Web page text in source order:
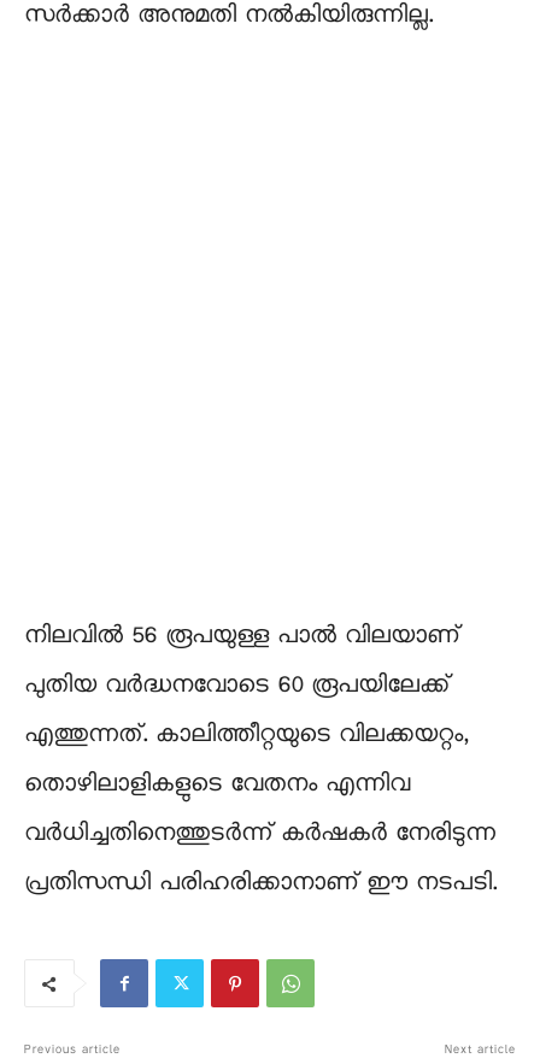
സർക്കാർ അനുമതി നൽകിയിരുന്നില്ല.
നിലവിൽ 56 രൂപയുള്ള പാൽ വിലയാണ്
പുതിയ വർദ്ധനവോടെ 60 രൂപയിലേക്ക്
എത്തുന്നത്. കാലിത്തീറ്റയുടെ വിലക്കയറ്റം,
തൊഴിലാളികളുടെ വേതനം എന്നിവ
വർധിച്ചതിനെത്തുടർന്ന് കർഷകർ നേരിടുന്ന
പ്രതിസന്ധി പരിഹരിക്കാനാണ് ഈ നടപടി.
Previous article Next article